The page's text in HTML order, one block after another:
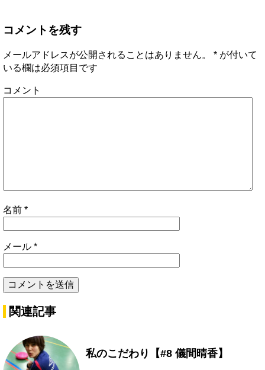
コメントを残す
メールアドレスが公開されることはありません。 * が付いて
いる欄は必須項目です
コメント
名前 *
メール *
関連記事
私のこだわり【#8 儀間晴香】